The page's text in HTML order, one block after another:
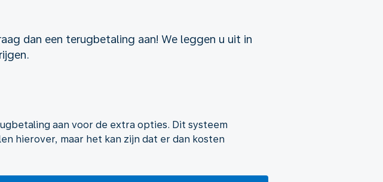
dan een terugbetaling aan! We leggen u uit in
aan voor de extra opties. Dit systeem
hierover, maar het kan zijn dat er dan kosten